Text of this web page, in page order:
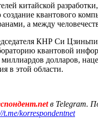
китайской
квантового
а между
КНР Си
квантовой
миллиардов долларов,
в этой области.
в Telegram.
t.me/korrespondentnet